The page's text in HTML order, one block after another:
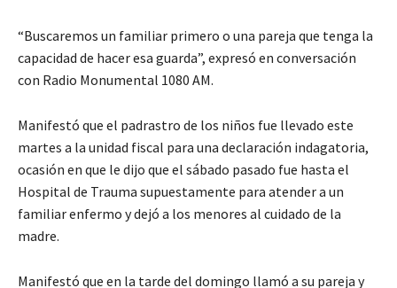
“Buscaremos un familiar primero o una pareja que tenga la
capacidad de hacer esa guarda”, expresó en conversación
con Radio Monumental 1080 AM.
Manifestó que el padrastro de los niños fue llevado este
martes a la unidad fiscal para una declaración indagatoria,
ocasión en que le dijo que el sábado pasado fue hasta el
Hospital de Trauma supuestamente para atender a un
familiar enfermo y dejó a los menores al cuidado de la
madre.
Manifestó que en la tarde del domingo llamó a su pareja y